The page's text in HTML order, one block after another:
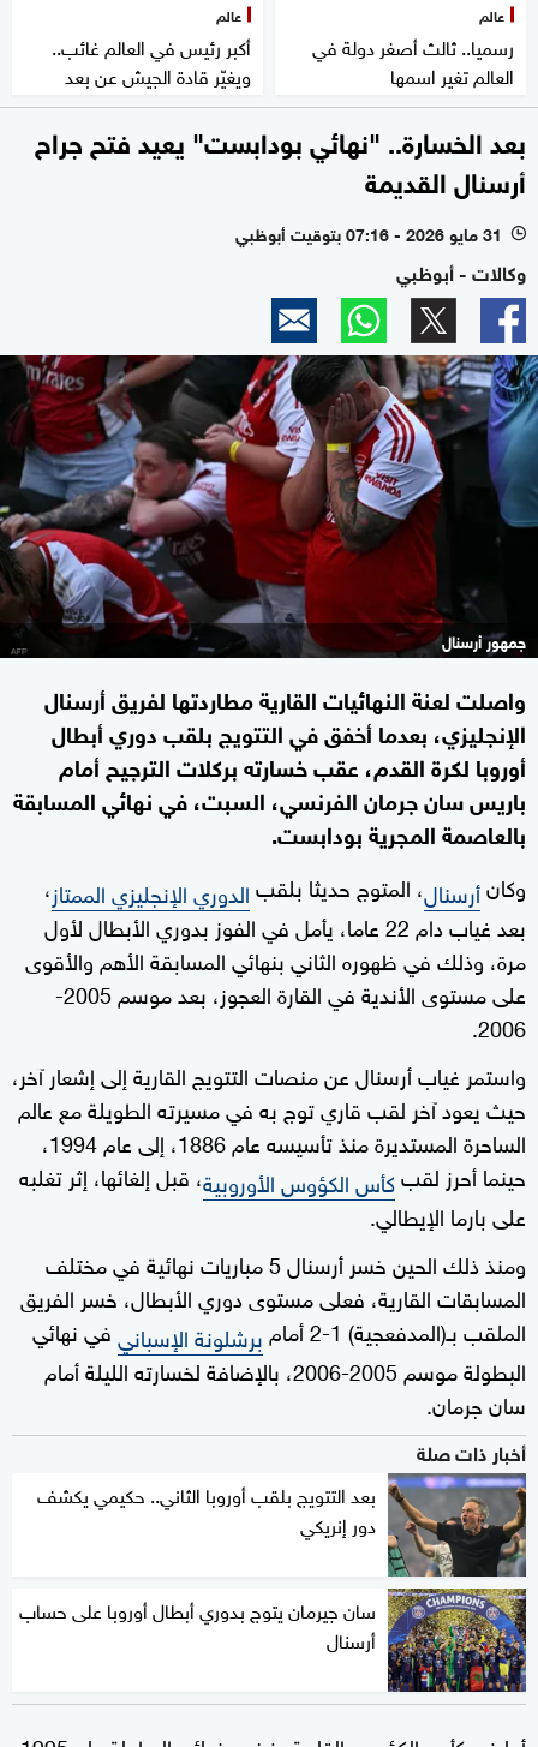
عالم
رسميا.. ثالث أصغر دولة في
العالم تغير اسمها
عالم
أكبر رئيس في العالم غائب..
ويغيّر قادة الجيش عن بعد
بعد الخسارة.. "نهائي بودابست" يعيد فتح جراح
أرسنال القديمة
l 31 مايو 2026 - 07:16 بتوقيت أبوظبي
وكالات - أبوظبي
جمهور أرسنال
واصلت لعنة النهائيات القارية مطاردتها لفريق أرسنال
الإنجليزي، بعدما أخفق في التتويج بلقب دوري أبطال
أوروبا لكرة القدم، عقب خسارته بركلات الترجيح أمام
باريس سان جرمان الفرنسي، السبت، في نهائي المسابقة
بالعاصمة المجرية بودابست.
وكانأرسنال، المتوج حديثا بلقبالدوري الإنجليزي الممتاز،
بعد غياب دام 22 عاما، يأمل في الفوز بدوري الأبطال لأول
مرة، وذلك في ظهوره الثاني بنهائي المسابقة الأهم والأقوى
على مستوى الأندية في القارة العجوز، بعد موسم 2005-
2006.
واستمر غياب أرسنال عن منصات التتويج القارية إلى إشعار آخر،
حيث يعود آخر لقب قاري توج به في مسيرته الطويلة مع عالم
الساحرة المستديرة منذ تأسيسه عام 1886، إلى عام 1994،
حينما أحرز لقبكأس الكؤوس الأوروبية، قبل إلغائها، إثر تغلبه
على بارما الإيطالي.
ومنذ ذلك الحين خسر أرسنال 5 مباريات نهائية في مختلف
المسابقات القارية، فعلى مستوى دوري الأبطال، خسر الفريق
الملقب بـ(المدفعجية) 1-2 أمام
برشلونة الإسبانيفي نهائي
البطولة موسم 2005-2006، بالإضافة لخسارته الليلة أمام
سان جرمان.
أخبار ذات صلة
بعد التتويج بلقب أوروبا الثاني.. حكيمي يكشف
دور إنريكي
سان جيرمان يتوج بدوري أبطال أوروبا على حساب
أرسنال